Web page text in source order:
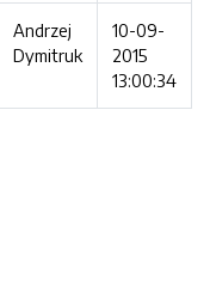
Andrzej
Dymitruk
10-09-
2015
13:00:34